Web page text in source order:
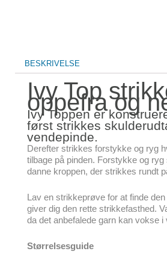
BESKRIVELSE
Ivy Top
oppefra og
Ivy Toppen er
først strikkes
vendepinde.
Derefter strikkes forstykke og ryg
tilbage på pinden. Forstykke og
danne kroppen, der strikkes rundt
Lav en strikkeprøve for at finde
giver dig den rette strikkefasthed.
da det anbefalede garn kan vokse i
Størrelsesguide